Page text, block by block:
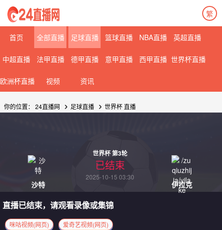
繁
首页 全部直播 足球直播 篮球直播 NBA直播 英超直播
中超直播 法甲直播 德甲直播 意甲直播 西甲直播 世界杯直播
欧洲杯直播 视频 资讯
你的位置： 24直播网 足球直播 世界杯 直播
沙特
世界杯 第3轮
已结束
2025-10-15 03:30
伊拉克
直播已结束，请观看录像或集锦
咪咕视频(网页) 爱奇艺视频(网页)